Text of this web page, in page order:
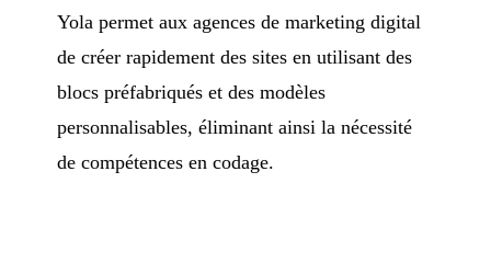
Yola permet aux agences de marketing digital
de créer rapidement des sites en utilisant des
blocs préfabriqués et des modèles
personnalisables, éliminant ainsi la nécessité
de compétences en codage.